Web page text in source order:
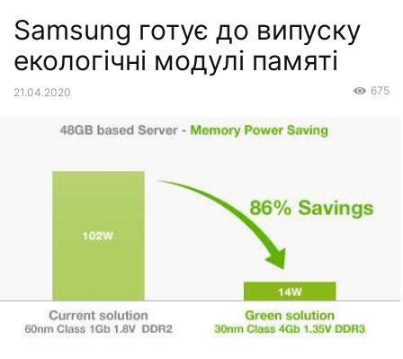
Samsung готує до випуску
екологічні модулі памяті
21.04.2020 675